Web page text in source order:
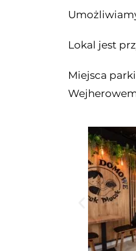
Lokal jest
Miejsca